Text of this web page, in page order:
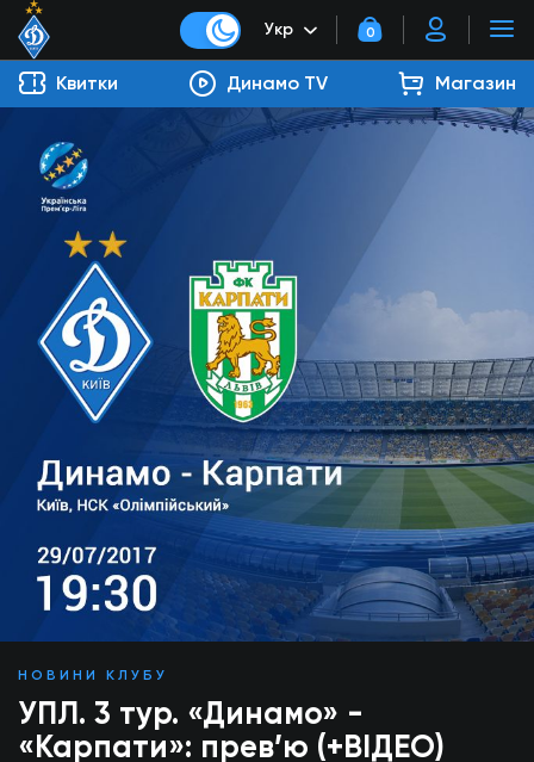
Укр 0
Квитки Динамо TV Магазин
НОВИНИ КЛУБУ
УПЛ. 3 тур. «Динамо» -
«Карпати»: прев’ю (+ВІДЕО)